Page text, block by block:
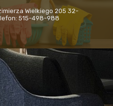
Wielkiego 205 32-
515-498-988